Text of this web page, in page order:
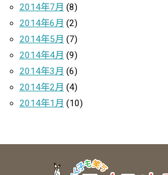
2014年7月 (8)
2014年6月 (2)
2014年5月 (7)
2014年4月 (9)
2014年3月 (6)
2014年2月 (4)
2014年1月 (10)